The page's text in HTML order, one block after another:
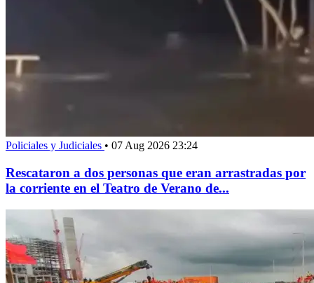
Policiales y Judiciales • 07 Aug 2026 23:24
Rescataron a dos personas que eran arrastradas por
la corriente en el Teatro de Verano de...